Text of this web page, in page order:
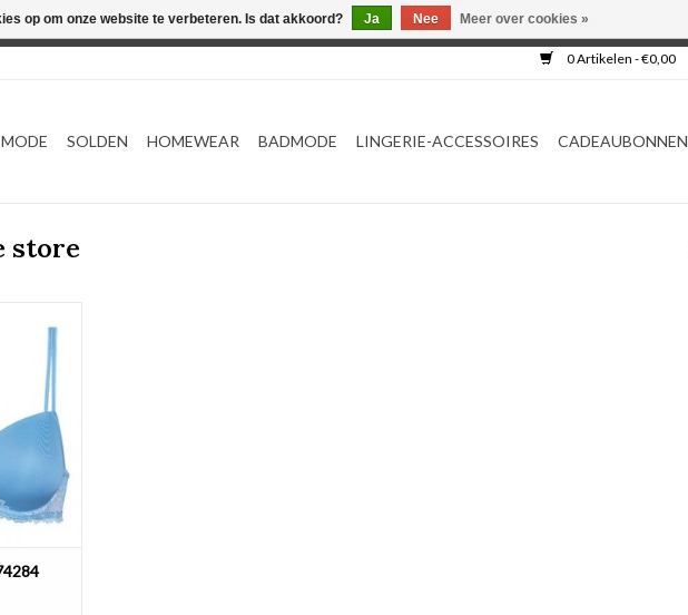
0 Artikelen - €0,00
SOLDEN HOMEWEAR BADMODE LINGERIE-ACCESSOIRES CADEAUBONNEN
store
op om onze website te verbeteren. Is dat akkoord? Ja Nee Meer over cookies »
Webshop werkt met EU maten. .